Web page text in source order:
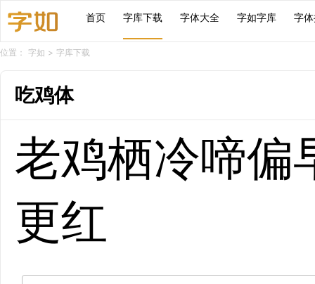
首页 字库下载 字体大全 字如字库 字
位置： 字如 > 字库下载
吃鸡体
老鸡栖冷啼偏
更红